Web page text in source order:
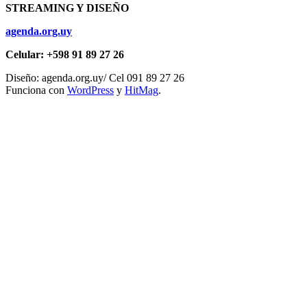
STREAMING Y DISEÑO
agenda.org.uy
Celular: +598 91 89 27 26
Diseño: agenda.org.uy/ Cel 091 89 27 26
Funciona con WordPress y HitMag.